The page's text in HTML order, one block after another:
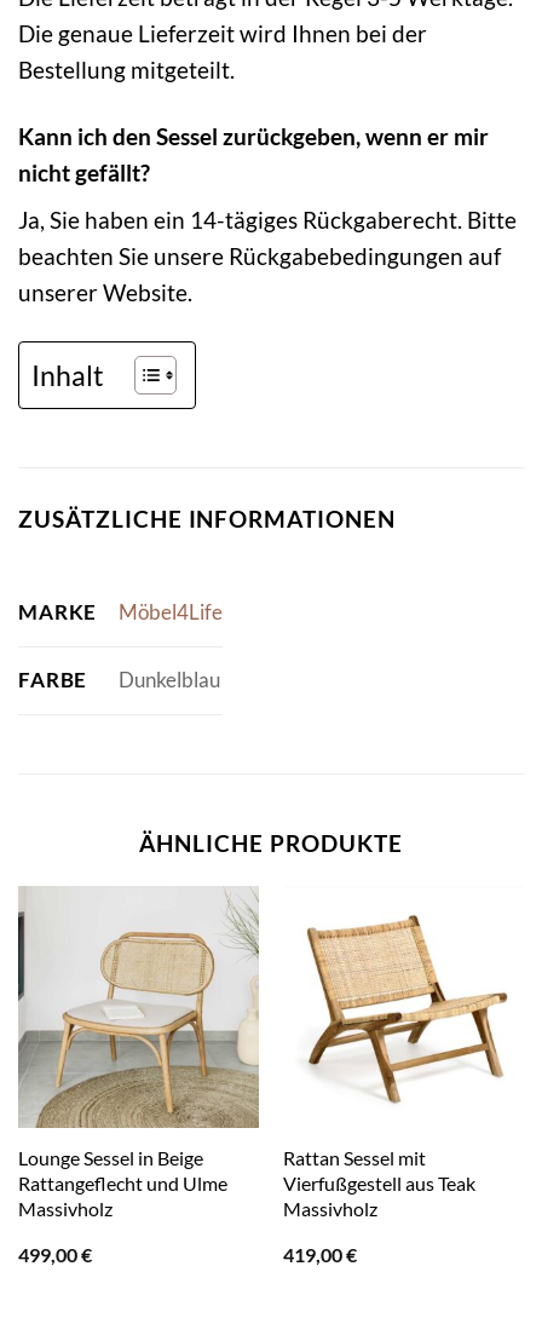
Die genaue Lieferzeit wird Ihnen bei der
Bestellung mitgeteilt.
Kann ich den Sessel zurückgeben, wenn er mir
nicht gefällt?
Ja, Sie haben ein 14-tägiges Rückgaberecht. Bitte
beachten Sie unsere Rückgabebedingungen auf
unserer Website.
Inhalt
ZUSÄTZLICHE INFORMATIONEN
MARKE Möbel4Life
FARBE Dunkelblau
ÄHNLICHE PRODUKTE
Lounge Sessel in Beige
Rattangeflecht und Ulme
Massivholz
499,00€
Rattan Sessel mit
Vierfußgestell aus Teak
Massivholz
419,00€